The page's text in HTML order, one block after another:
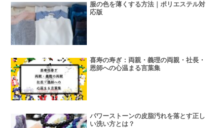
服の色を薄くする方法｜ポリエステル対
応版
喜寿の寿ぎ：両親・義理の両親・社長・
恩師への心温まる言葉集
パワーストーンの皮脂汚れを落とす正し
い洗い方とは？